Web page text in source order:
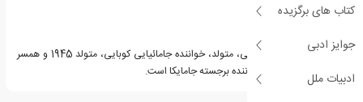
کتاب های برگزیده
جوایز ادبی
ادبیات ملل
آلفاریتا کنستانتیا ریتا مارلی، متولد، خواننده جامائیایی کوبایی، متولد 1945 و همسر
سابق باب مارلی فقید خواننده برجسته جامایکا است.